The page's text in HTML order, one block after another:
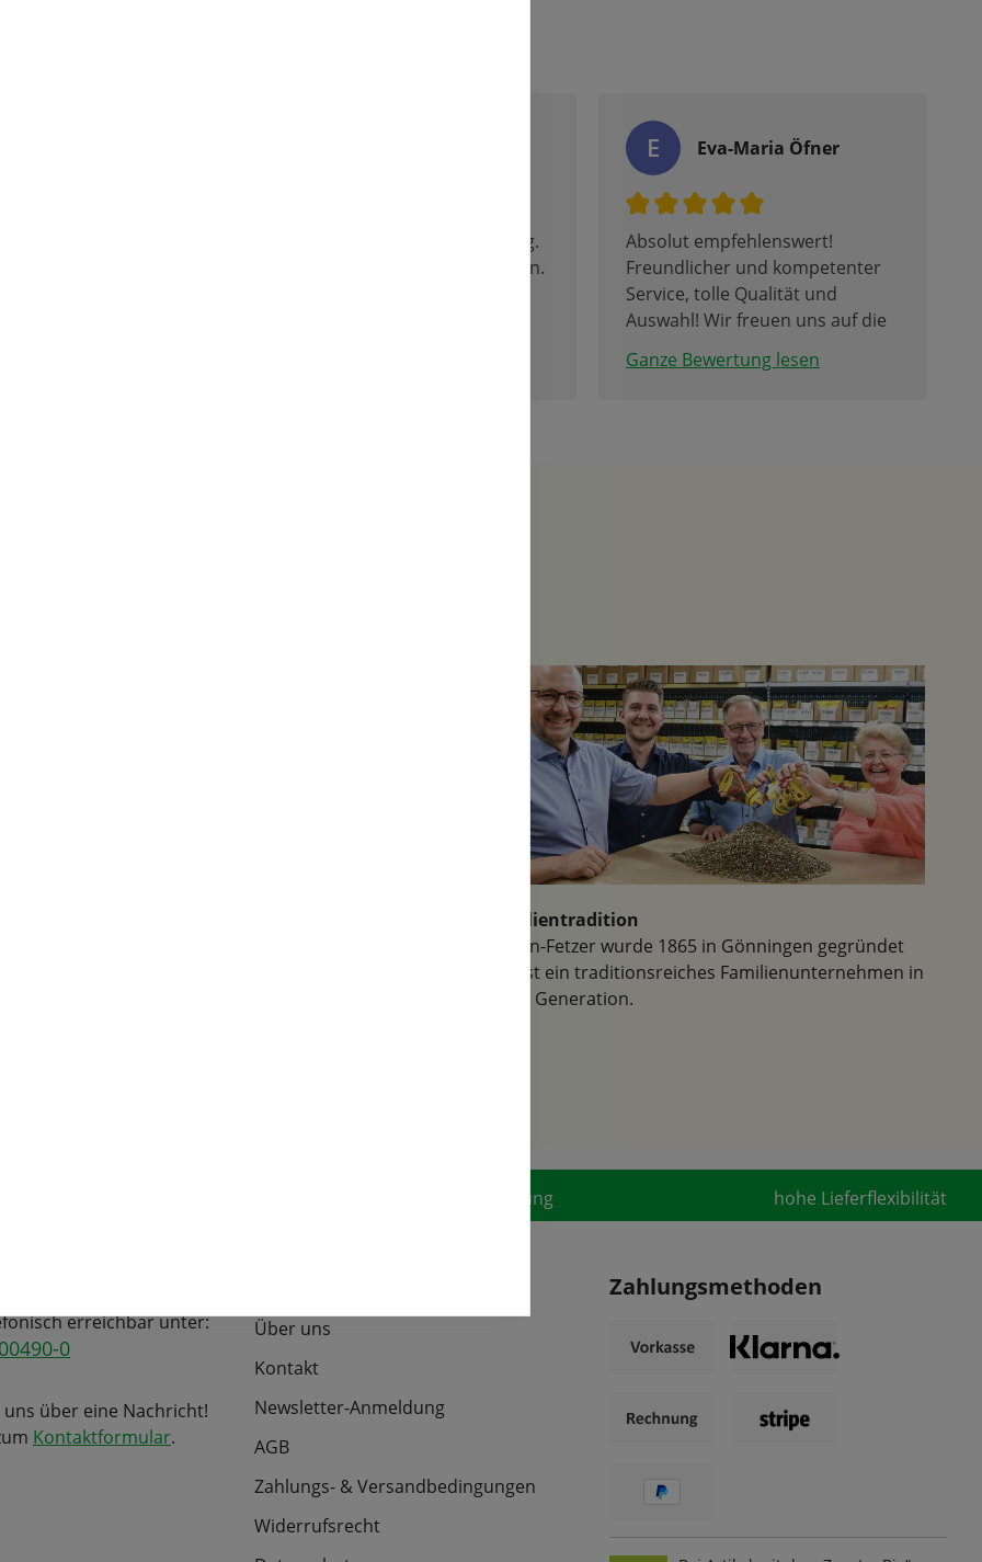
herzliche Familie
Kompetenz ist der
aus Wien
lesen
Sehr gute Samen und Beratung.
Kann man gut weiter empfehlen.
E Eva-Maria Öfner
Absolut empfehlenswert!
Freundlicher und kompetenter
Service, tolle Qualität und
Auswahl! Wir freuen uns auf die
Ganze Bewertung lesen
6. Generation
Familientradition
Samen-Fetzer wurde 1865 in Gönningen gegründet
und ist ein traditionsreiches Familienunternehmen in
der 6. Generation.
Service langjährige Branchenerfahrung hohe Lieferflexibilität
erreichbar unter:
0
über eine Nachricht!
Kontaktformular.
Über uns
Kontakt
Newsletter-Anmeldung
AGB
Zahlungs- & Versandbedingungen
Widerrufsrecht
Zahlungsmethoden